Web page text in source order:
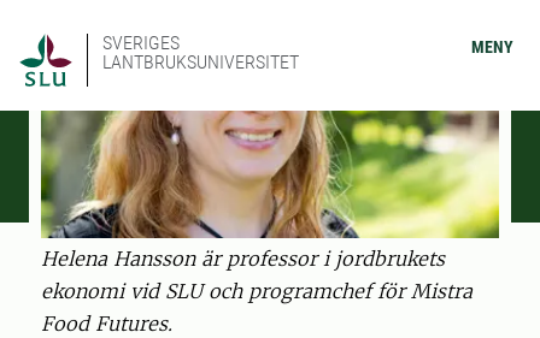
SVERIGES
LANTBRUKSUNIVERSITET
MENY
Helena Hansson är professor i jordbrukets
ekonomi vid SLU och programchef för Mistra
Food Futures.